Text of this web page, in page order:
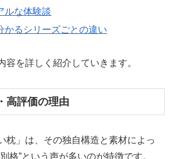
な体験談
るシリーズごとの違い
容を詳しく紹介していきます。
高評価の理由
枕」は、その独自構造と素材によっ
格”という声が多いのが特徴です。